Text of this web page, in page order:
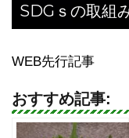
SDGｓの取組
WEB先行記事
おすすめ記事: